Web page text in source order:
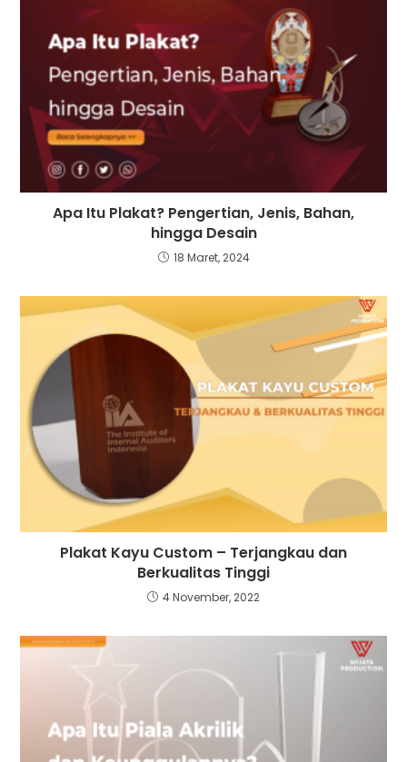
Apa Itu Plakat? Pengertian, Jenis, Bahan,
hingga Desain
18 Maret, 2024
Plakat Kayu Custom – Terjangkau dan
Berkualitas Tinggi
4 November, 2022